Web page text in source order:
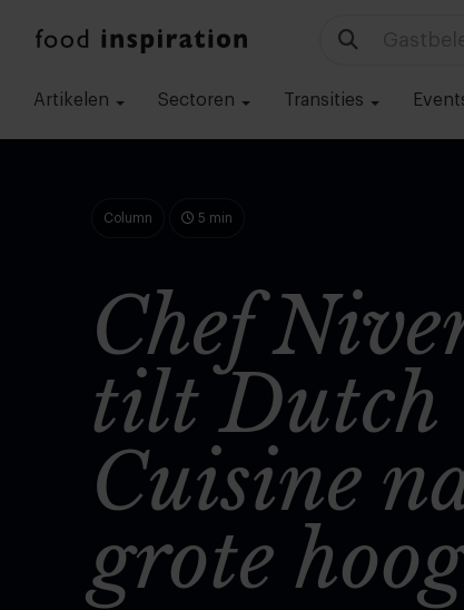
Artikelen Sectoren Transities
Column 5 min
Chef
tilt Dutch
Cuisine
grote